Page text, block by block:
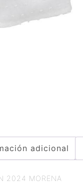
adicional
2024 MORENA